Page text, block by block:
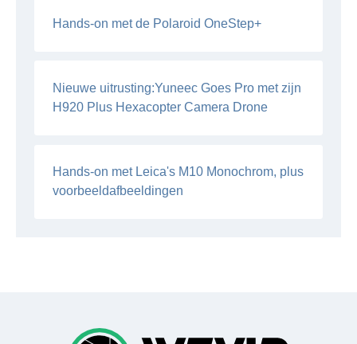
Hands-on met de Polaroid OneStep+
Nieuwe uitrusting:Yuneec Goes Pro met zijn
H920 Plus Hexacopter Camera Drone
Hands-on met Leica's M10 Monochrom, plus
voorbeeldafbeeldingen